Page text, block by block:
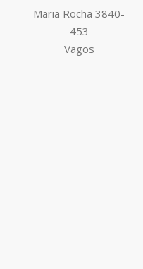
Maria Rocha 3840-
453
Vagos